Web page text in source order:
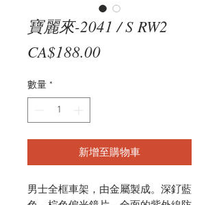
寶麗來-2041 / S RW2
CA$188.00價
數量 *
新增至購物車
男士全框車架，由金屬製成。深釕藍